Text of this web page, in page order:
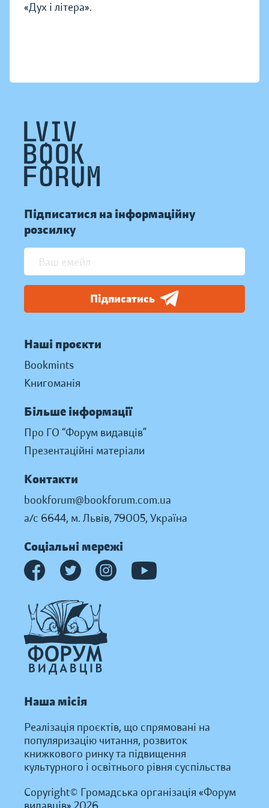
«Дух і літера».
Підписатися на інформаційну
розсилку
Підписатись
Наші проєкти
Bookmints
Книгоманія
Більше інформації
Про ГО “Форум видавців”
Презентаційні матеріали
Контакти
bookforum@bookforum.com.ua
а/с 6644, м. Львів, 79005, Україна
Соціальні мережі
Наша місія
Реалізація проєктів, що спрямовані на
популяризацію читання, розвиток
книжкового ринку та підвищення
культурного і освітнього рівня суспільства
Copyright© Громадська організація «Форум